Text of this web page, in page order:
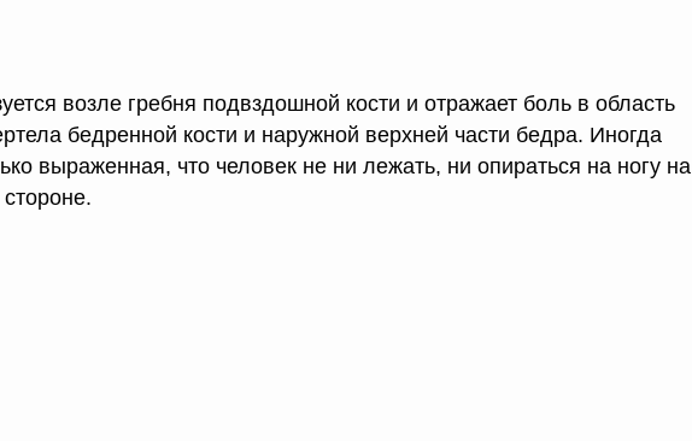
возле гребня подвздошной кости и отражает боль в область
бедренной кости и наружной верхней части бедра. Иногда
выраженная, что человек не ни лежать, ни опираться на ногу на